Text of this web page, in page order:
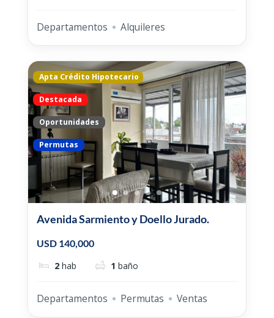
Departamentos Alquileres
Apta Crédito Hipotecario
Destacada
Oportunidades
Permutas
Avenida Sarmiento y Doello Jurado.
USD 140,000
2 hab 1 baño
Departamentos Permutas Ventas